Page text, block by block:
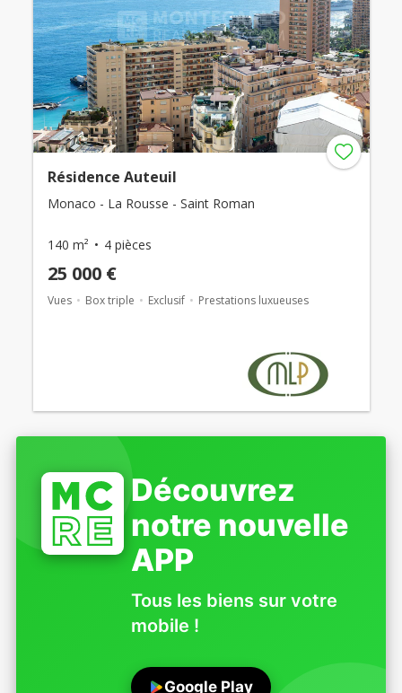
Résidence Auteuil
Monaco - La Rousse - Saint Roman
140 m² 4 pièces
25 000 €
Vues Box triple Exclusif Prestations luxueuses
Découvrez
notre nouvelle
APP
Tous les biens sur votre
mobile !
Google Play